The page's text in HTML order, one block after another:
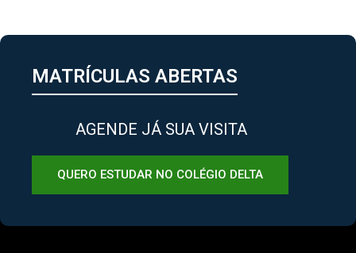
MATRÍCULAS ABERTAS
AGENDE JÁ SUA VISITA
QUERO ESTUDAR NO COLÉGIO DELTA